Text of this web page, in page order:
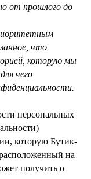
от прошлого до
что
которую мы
чего
персональных
которую Бутик-
на
получить о